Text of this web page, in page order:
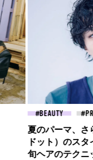
FASHION
高橋璃央と、ジ
定番、ピンク
な“SUMMER